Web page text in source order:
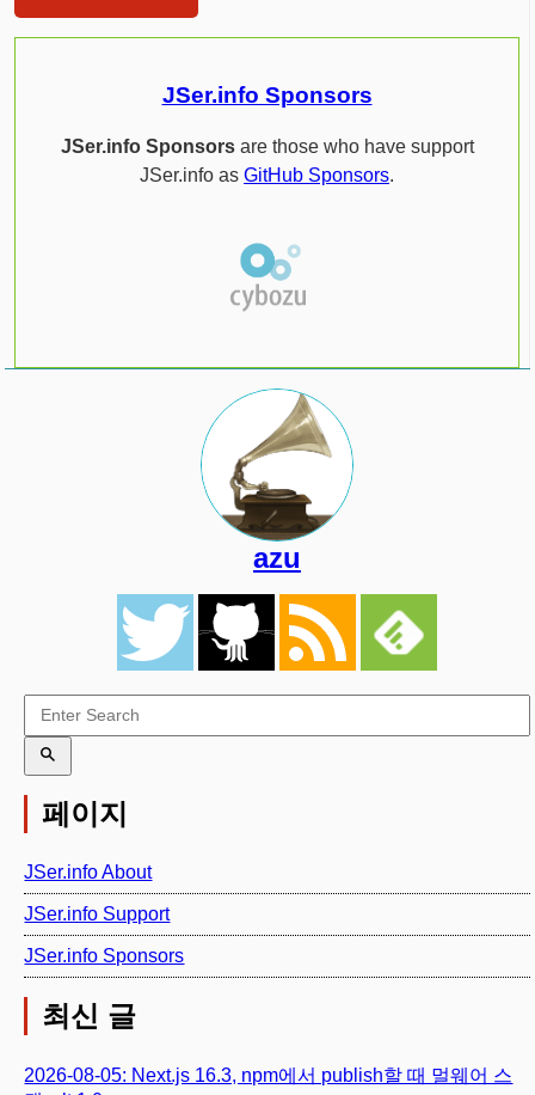
JSer.info Sponsors
JSer.info Sponsorsare those who have support
JSer.info as GitHub Sponsors.
azu
페이지
JSer.info About
JSer.info Support
JSer.info Sponsors
최신 글
2026-08-05: Next.js 16.3, npm에서 publish할 때 멀웨어 스